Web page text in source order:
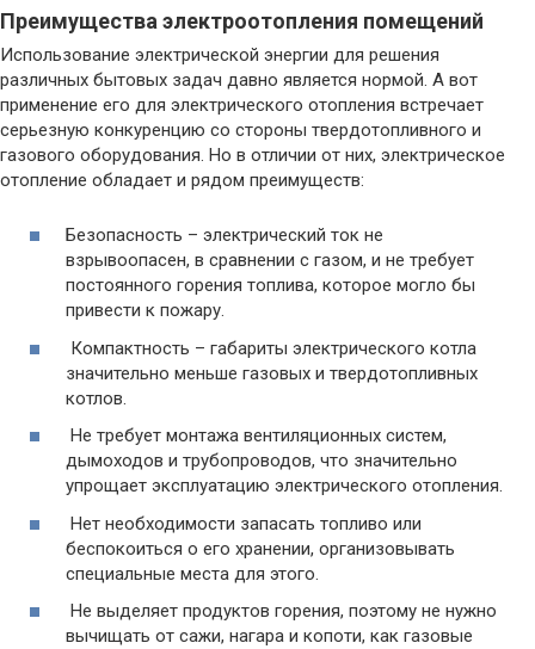
Преимущества электроотопления помещений
Использование электрической энергии для решения
различных бытовых задач давно является нормой. А вот
применение его для электрического отопления встречает
серьезную конкуренцию со стороны твердотопливного и
газового оборудования. Но в отличии от них, электрическое
отопление обладает и рядом преимуществ:
Безопасность – электрический ток не
взрывоопасен, в сравнении с газом, и не требует
постоянного горения топлива, которое могло бы
привести к пожару.
Компактность – габариты электрического котла
значительно меньше газовых и твердотопливных
котлов.
Не требует монтажа вентиляционных систем,
дымоходов и трубопроводов, что значительно
упрощает эксплуатацию электрического отопления.
Нет необходимости запасать топливо или
беспокоиться о его хранении, организовывать
специальные места для этого.
Не выделяет продуктов горения, поэтому не нужно
вычищать от сажи, нагара и копоти, как газовые